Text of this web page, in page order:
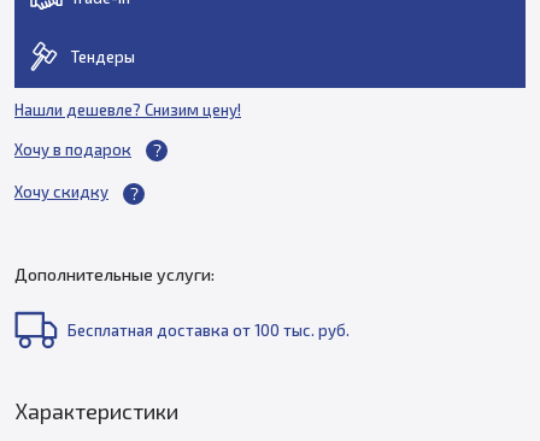
Тендеры
Нашли дешевле? Снизим цену!
Хочу в подарок
Хочу скидку
Дополнительные услуги:
Бесплатная доставка от 100 тыс. руб.
Характеристики